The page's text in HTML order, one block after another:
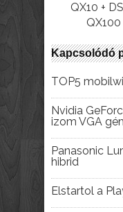
QX10 +
QX100
Kapcsolódó
TOP5
Nvidia
izom VGA
Panasonic
hibrid
Elstartol a